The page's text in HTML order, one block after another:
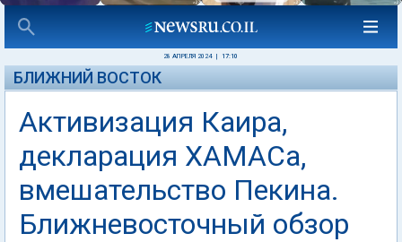
28 АПРЕЛЯ 2024 17:10
БЛИЖНИЙ ВОСТОК
Активизация Каира,
декларация ХАМАСа,
вмешательство Пекина.
Ближневосточный обзор